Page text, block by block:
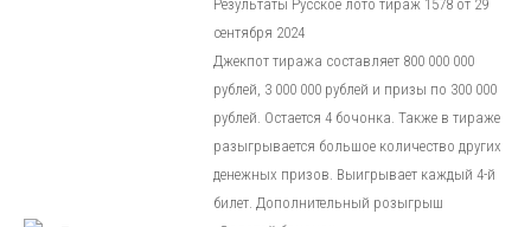
Результаты Русское лото тираж 1578 от 29
сентября 2024
Джекпот тиража составляет 800 000 000
рублей, 3 000 000 рублей и призы по 300 000
рублей. Остается 4 бочонка. Также в тираже
разыгрывается большое количество других
денежных призов. Выигрывает каждый 4-й
билет. Дополнительный розыгрыш